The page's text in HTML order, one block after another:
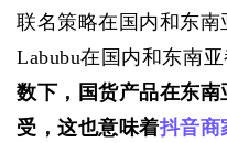
联名策略在国内和东
Labubu在国内和东南亚
数下，国货产品在东
受，这也意味着抖音商